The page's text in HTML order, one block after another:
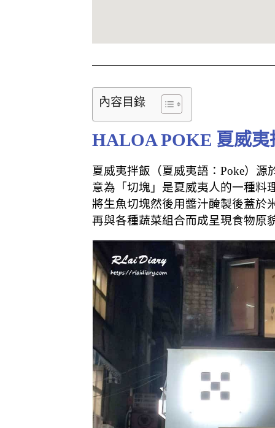
內容目錄
HALOA POKE 夏威夷
夏威夷拌飯（夏威夷語：Poke） 源
意為「切塊」是夏威夷人的一種料
將生魚切塊然後用醬汁醃製後蓋於
再與各種蔬菜組合而成呈現食物原